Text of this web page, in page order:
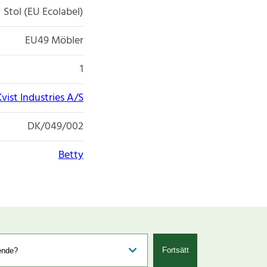
Stol (EU Ecolabel)
EU49 Möbler
1
Industries A/S
DK/049/002
Betty
Fortsätt